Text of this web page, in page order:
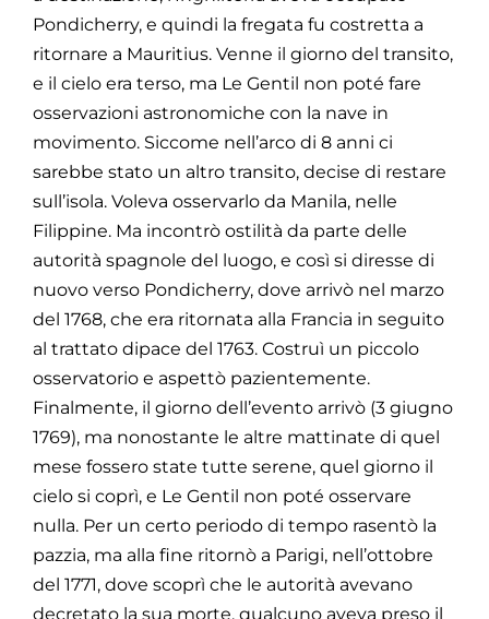
Pondicherry, e quindi la fregata fu costretta a
ritornare a Mauritius. Venne il giorno del transito,
e il cielo era terso, ma Le Gentil non poté fare
osservazioni astronomiche con la nave in
movimento. Siccome nell’arco di 8 anni ci
sarebbe stato un altro transito, decise di restare
sull’isola. Voleva osservarlo da Manila, nelle
Filippine. Ma incontrò ostilità da parte delle
autorità spagnole del luogo, e così si diresse di
nuovo verso Pondicherry, dove arrivò nel marzo
del 1768, che era ritornata alla Francia in seguito
al trattato dipace del 1763. Costruì un piccolo
osservatorio e aspettò pazientemente.
Finalmente, il giorno dell’evento arrivò (3 giugno
1769), ma nonostante le altre mattinate di quel
mese fossero state tutte serene, quel giorno il
cielo si coprì, e Le Gentil non poté osservare
nulla. Per un certo periodo di tempo rasentò la
pazzia, ma alla fine ritornò a Parigi, nell’ottobre
del 1771, dove scoprì che le autorità avevano
decretato la sua morte, qualcuno aveva preso il